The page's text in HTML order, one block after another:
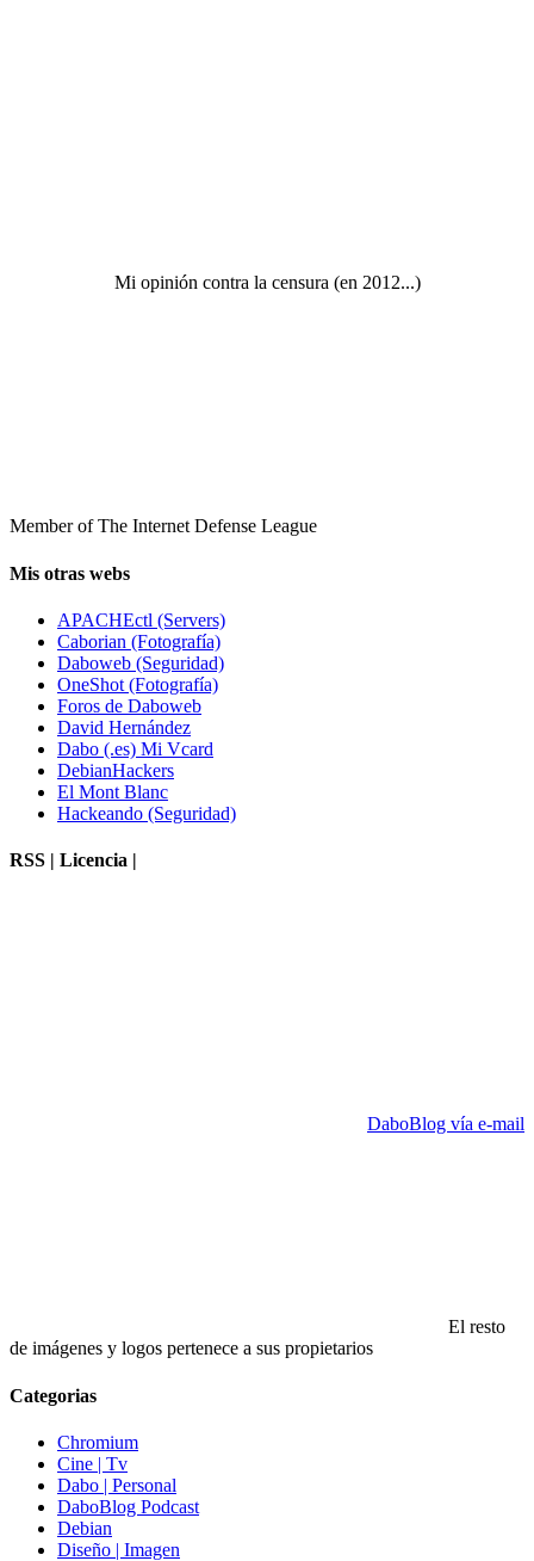
Mi opinión contra la censura (en 2012...)
Member of The Internet Defense League
Mis otras webs
APACHEctl (Servers)
Caborian (Fotografía)
Daboweb (Seguridad)
OneShot (Fotografía)
Foros de Daboweb
David Hernández
Dabo (.es) Mi Vcard
DebianHackers
El Mont Blanc
Hackeando (Seguridad)
RSS | Licencia |
DaboBlog vía e-mail
El resto
de imágenes y logos pertenece a sus propietarios
Categorias
Chromium
Cine | Tv
Dabo | Personal
DaboBlog Podcast
Debian
Diseño | Imagen